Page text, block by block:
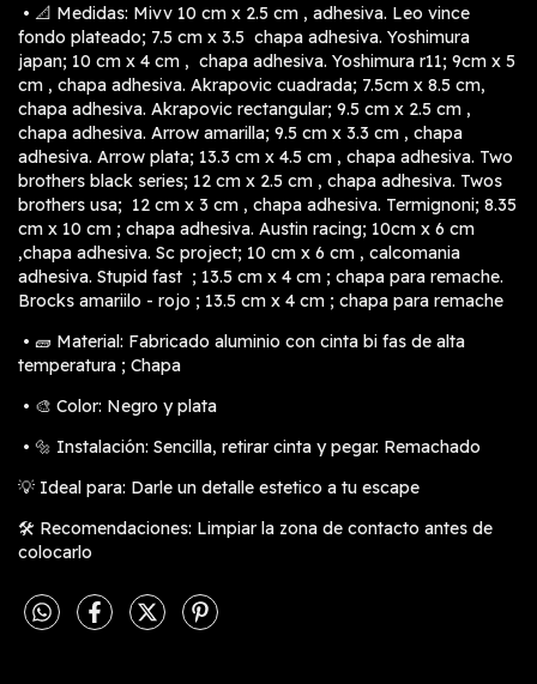
• 📐 Medidas: Mivv 10 cm x 2.5 cm , adhesiva. Leo vince
fondo plateado; 7.5 cm x 3.5 chapa adhesiva. Yoshimura
japan; 10 cm x 4 cm , chapa adhesiva. Yoshimura r11; 9cm x 5
cm , chapa adhesiva. Akrapovic cuadrada; 7.5cm x 8.5 cm,
chapa adhesiva. Akrapovic rectangular; 9.5 cm x 2.5 cm ,
chapa adhesiva. Arrow amarilla; 9.5 cm x 3.3 cm , chapa
adhesiva. Arrow plata; 13.3 cm x 4.5 cm , chapa adhesiva. Two
brothers black series; 12 cm x 2.5 cm , chapa adhesiva. Twos
brothers usa; 12 cm x 3 cm , chapa adhesiva. Termignoni; 8.35
cm x 10 cm ; chapa adhesiva. Austin racing; 10cm x 6 cm
,chapa adhesiva. Sc project; 10 cm x 6 cm , calcomania
adhesiva. Stupid fast ; 13.5 cm x 4 cm ; chapa para remache.
Brocks amariilo - rojo ; 13.5 cm x 4 cm ; chapa para remache
• 🧱 Material: Fabricado aluminio con cinta bi fas de alta
temperatura ; Chapa
• 🎨 Color: Negro y plata
• 🔩 Instalación: Sencilla, retirar cinta y pegar. Remachado
💡 Ideal para: Darle un detalle estetico a tu escape
🛠️ Recomendaciones: Limpiar la zona de contacto antes de
colocarlo